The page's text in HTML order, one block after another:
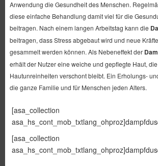
Anwendung die Gesundheit des Menschen.
diese einfache Behandlung damit viel für die
beitragen. Nach einem langen Arbeitstag kann die
beitragen, dass Stress abgebaut wird und neue
gesammelt werden können. Als Nebeneffekt der
erhält der Nutzer eine weiche und gepflegte Haut,
Hautunreinheiten verschont bleibt. Ein Erholungs-
die ganze Familie und für Menschen jeden Alters.
[asa_collection
[asa_collection